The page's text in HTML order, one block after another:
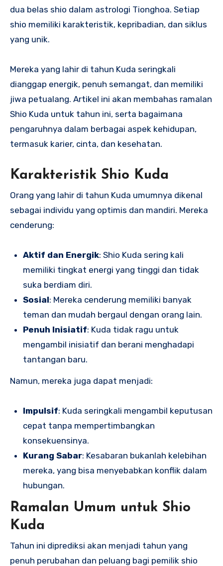
dua belas shio dalam astrologi Tionghoa. Setiap
shio memiliki karakteristik, kepribadian, dan siklus
yang unik.
Mereka yang lahir di tahun Kuda seringkali
dianggap energik, penuh semangat, dan memiliki
jiwa petualang. Artikel ini akan membahas ramalan
Shio Kuda untuk tahun ini, serta bagaimana
pengaruhnya dalam berbagai aspek kehidupan,
termasuk karier, cinta, dan kesehatan.
Karakteristik Shio Kuda
Orang yang lahir di tahun Kuda umumnya dikenal
sebagai individu yang optimis dan mandiri. Mereka
cenderung:
Aktif dan Energik: Shio Kuda sering kali
memiliki tingkat energi yang tinggi dan tidak
suka berdiam diri.
Sosial: Mereka cenderung memiliki banyak
teman dan mudah bergaul dengan orang lain.
Penuh Inisiatif: Kuda tidak ragu untuk
mengambil inisiatif dan berani menghadapi
tantangan baru.
Namun, mereka juga dapat menjadi:
Impulsif: Kuda seringkali mengambil keputusan
cepat tanpa mempertimbangkan
konsekuensinya.
Kurang Sabar: Kesabaran bukanlah kelebihan
mereka, yang bisa menyebabkan konflik dalam
hubungan.
Ramalan Umum untuk Shio
Kuda
Tahun ini diprediksi akan menjadi tahun yang
penuh perubahan dan peluang bagi pemilik shio